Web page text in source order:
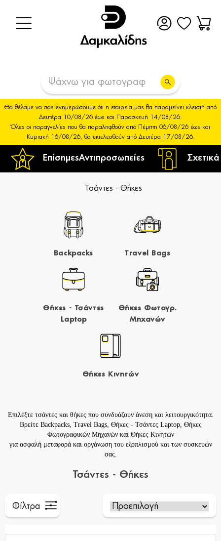
ΕπίσημεςΑντιπροσωπείες
Θα θέλαμε να σας ενημερώσουμε ότι η εταιρεία μας θα παραμείνει κλειστή από
Δευτέρα 10/08/26 έως και Παρασκευή 14/08/26.
Όλες οι παραγγελίες που θα παραληφθούν από Πέμπτη 06/08/26 έως και
Κυριακή 16/08/26, θα εκτελεσθούν από Δευτέρα 17/08/26.
Τσάντες - Θήκες
Backpacks Travel Bags
Θήκες - Τσάντες
Laptop
Θήκες Φωτογρ.
Μηχανών
Θήκες Κινητών
Επιλέξτε τσάντες και θήκες που συνδυάζουν άνεση και λειτουργικότητα.
Βρείτε Backpacks, Travel Bags, Θήκες - Τσάντες Laptop, Θήκες
Φωτογραφικών Μηχανώνκαι Θήκες Κινητών
για ασφαλή μεταφορά και οργάνωση του εξοπλισμού και των συσκευών
σας.
Τσάντες - Θήκες
Φίλτρα